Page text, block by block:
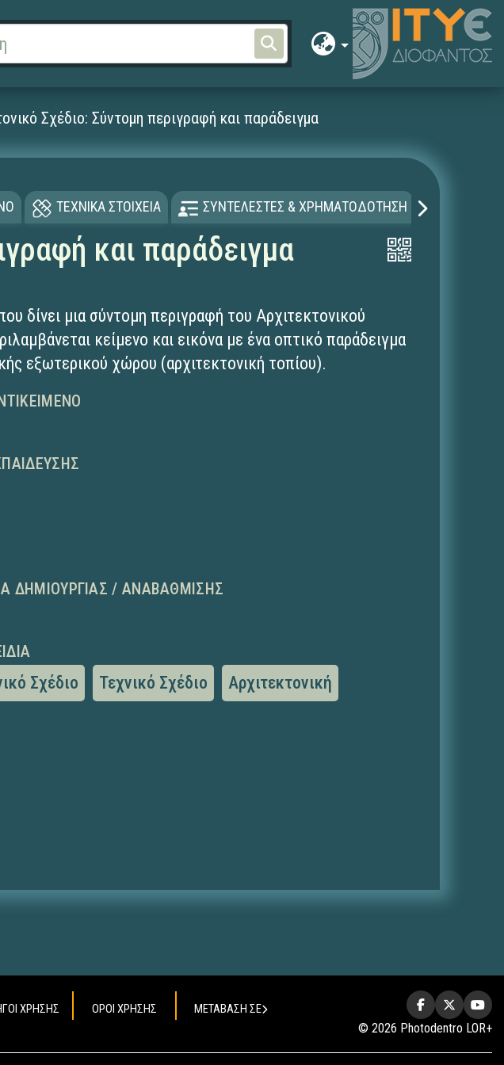
Σχέδιο: Σύντομη περιγραφή και παράδειγμα
ΤΕΧΝΙΚΑ ΣΤΟΙΧΕΙΑ ΣΥΝΤΕΛΕΣΤΕΣ & ΧΡΗΜΑΤΟΔΟΤΗΣΗ
και παράδειγμα
δίνει μια σύντομη περιγραφή του Αρχιτεκτονικού
κείμενο και εικόνα με ένα οπτικό παράδειγμα
εξωτερικού χώρου (αρχιτεκτονική τοπίου).
ΔΗΜΙΟΥΡΓΊΑΣ / ΑΝΑΒΆΘΜΙΣΗΣ
Σχέδιο Τεχνικό Σχέδιο Αρχιτεκτονική
ΧΡΗΣΗΣ ΟΡΟΙ ΧΡΗΣΗΣ ΜΕΤΑΒΑΣΗ ΣΕ
© 2026 Photodentro LOR+